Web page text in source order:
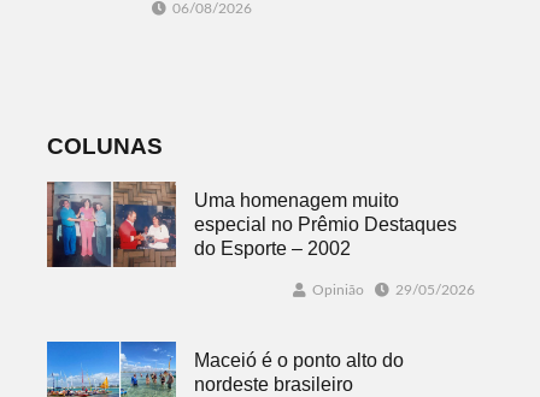
06/08/2026
COLUNAS
Uma homenagem muito
especial no Prêmio Destaques
do Esporte – 2002
Opinião 29/05/2026
Maceió é o ponto alto do
nordeste brasileiro